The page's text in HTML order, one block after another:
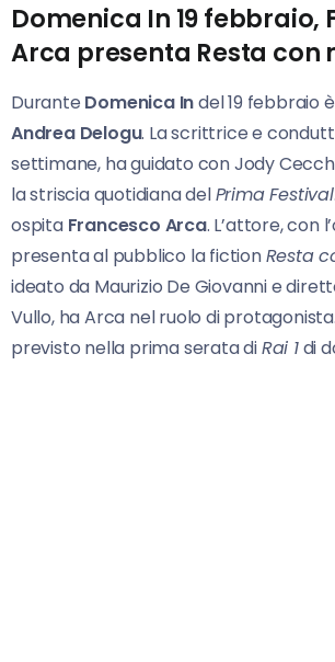
Domenica In 19 febbraio,
Arca presenta Resta con
Durante Domenica Indel 19 febbraio
Andrea Delogu. La scrittrice e
settimane, ha guidato con Jody
la striscia quotidiana delPrima Festival
ospita Francesco Arca. L’attore, con
presenta al pubblico la fictionResta
ideato da Maurizio De Giovanni e
Vullo, ha Arca nel ruolo di
previsto nella prima serata diRai 1di